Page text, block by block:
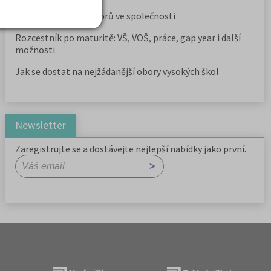
Prestiž a vnímání oborů ve společnosti
Rozcestník po maturitě: VŠ, VOŠ, práce, gap year i další
možnosti
Jak se dostat na nejžádanější obory vysokých škol
Newsletter
Zaregistrujte se a dostávejte nejlepší nabídky jako první.